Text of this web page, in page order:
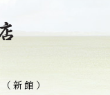
（新館）